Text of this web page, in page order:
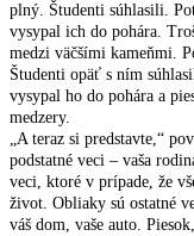
plný. Študenti súhlasili.
vysypal ich do pohára.
medzi väčšími kameňmi.
Študenti opäť s ním
vysypal ho do pohára a
medzery.
„A teraz si predstavte,“
podstatné veci – vaša
veci, ktoré v prípade, že
život. Obliaky sú ostatné
váš dom, vaše auto.